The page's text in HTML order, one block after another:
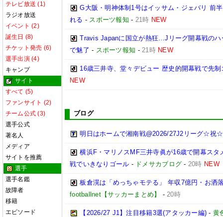
テレビ放送 (1)
ラジオ放送
イベント (2)
誕生日 (8)
チケット発売 (6)
選手出演 (4)
キャンプ
サイト
すべて (5)
ファンサイト (2)
チーム公式 (3)
選手公式
著名人
メディア
サイトを推薦
選手
選手名鑑
故障者
移籍
エピソード
G大阪・明神体制1号はイッサム・ジェバリ 前
れる - スポーツ報知 - 21時 NEW
Travis Japanに国立が熱狂…Jリーグ開幕戦の
で魅了 - スポーツ報知 -21時 NEW
16歳三井寺、堂々デビュー 歴史的開幕戦で先
NEW
ブログ
明日はホームで湘南戦@2026/27J2リーグ☆
横浜F・マリノスMF三井寺眞が16歳で開幕ス
戦でいきなりゴール - ドメサカブログ - 20時 NEW
板倉滉は「めっちゃモテる」 年収7億円・お洒
footballnet【サッカーまとめ】
-20時
【2026/27 J1】注目移籍3選(アタッカー編) -黄